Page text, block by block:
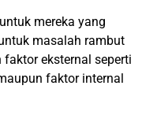
mereka yang
masalah rambut
eksternal seperti
faktor internal